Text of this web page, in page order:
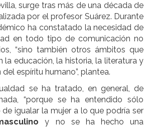
surge tras más de una década de
por el profesor Suárez. Durante
ha constatado la necesidad de
en todo tipo de comunicación no
“sino también otros ámbitos que
la educación, la historia, la literatura y
espíritu humano”, plantea.
se ha tratado, en general, de
“porque se ha entendido sólo
igualar la mujer a lo que podría ser
y no se ha hecho una